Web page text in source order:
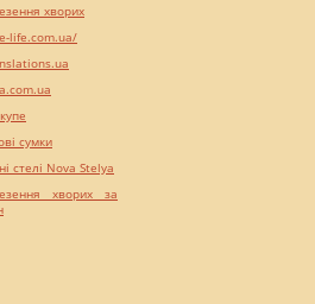
хворих
life.com.ua/
сумки
стелі Nova Stelya
хворих за